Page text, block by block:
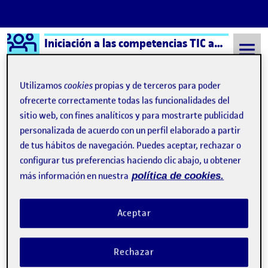
Saltar al contenido
Logo Ágora Iniciación a las competencias TIC aula 6
Semestre 20221 - Aula 6 Marc Sabio García
Marc Sabio García
Cierre del proyecto
Publicado por
Marc Sabio García
Fecha de publicación
-comentario
Buenas tardes, Personalmente me ha gustado bastante esta
asignatura, ya que me parece dinámica e interesante y permite
poner en practica los conocimientos que cada uno tenemos. He
aprendido también a usar más a fondo herramientas
Utilizamoscookies propias y de terceros para poder
ofrecerte correctamente todas las funcionalidades del
sitio web, con fines analíticos y para mostrarte publicidad
personalizada de acuerdo con un perfil elaborado a partir
de tus hábitos de navegación. Puedes aceptar, rechazar o
configurar tus preferencias haciendo clic abajo, u obtener
más información en nuestra política de cookies.
Rechazar
Aceptar